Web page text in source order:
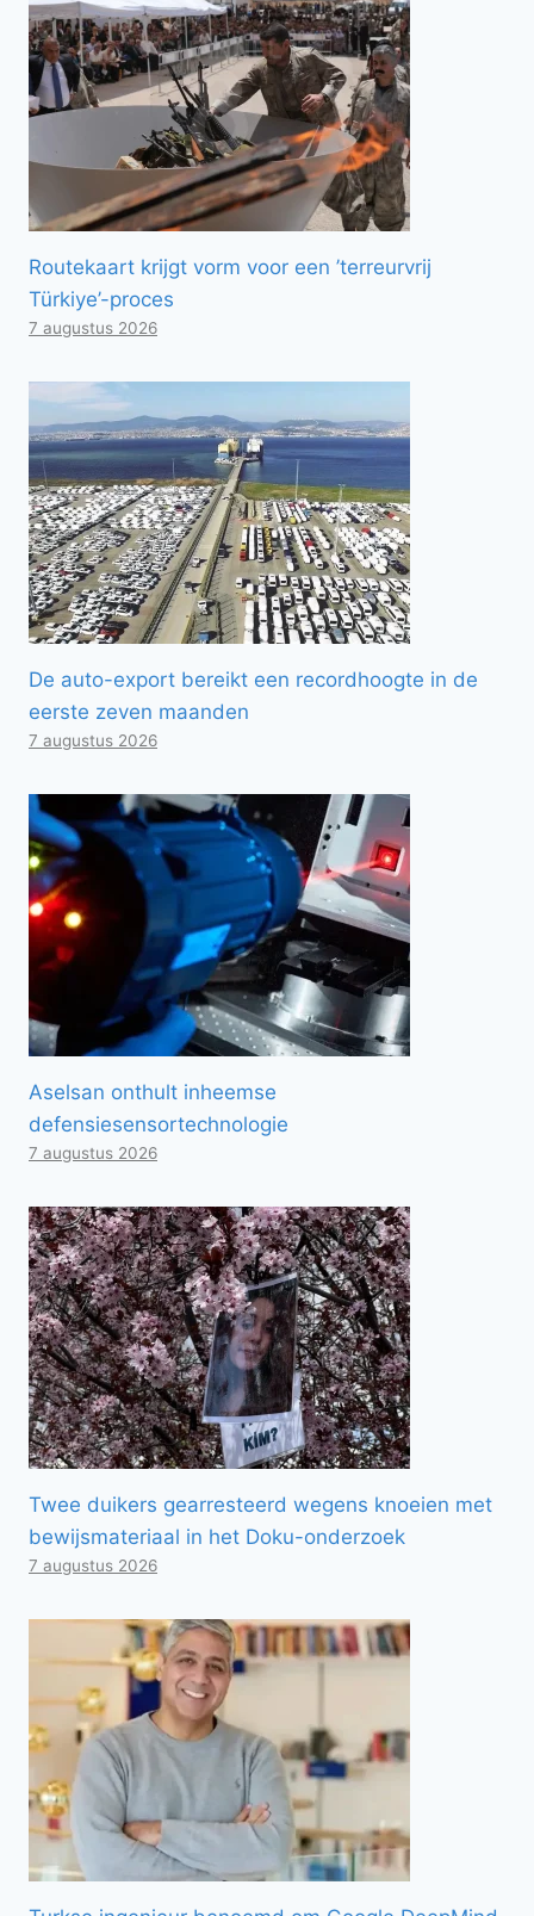
Routekaart krijgt vorm voor een ’terreurvrij
Türkiye’-proces
7 augustus 2026
De auto-export bereikt een recordhoogte in de
eerste zeven maanden
7 augustus 2026
Aselsan onthult inheemse
defensiesensortechnologie
7 augustus 2026
Twee duikers gearresteerd wegens knoeien met
bewijsmateriaal in het Doku-onderzoek
7 augustus 2026